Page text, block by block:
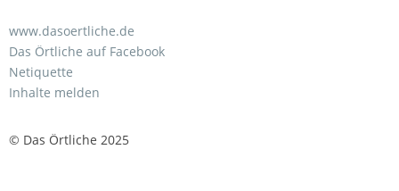
www.dasoertliche.de
Das Örtliche auf Facebook
Netiquette
Inhalte melden
© Das Örtliche 2025